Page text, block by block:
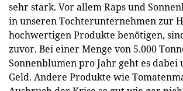
sehr stark. Vor allem Raps und
in unseren Tochterunternehmen zur
hochwertigen Produkte benötigen,
zuvor. Bei einer Menge von 5.000
Sonnenblumen pro Jahr geht es dabei
Geld. Andere Produkte wie